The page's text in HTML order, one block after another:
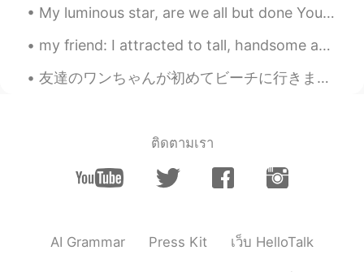
jasmine 2019.05.25 07:49
じだと思ってました。でも、Nativeの方が
making bread. 最近、パン作りにはまって
ます 2, Recently I got an oven from my
friend. 最近友達からオーブンを貰った 3,
Kazy 2019.05.25 07:39
My luminous star, are we all but done Your radiating shine is almost gone Lighting the way until ...
my friend: I attracted to tall, handsome and cool guys😎what about u nana? me : mmm I don't know...
友達のワンちゃんが初めてビーチに行きました。泳ぎたがってるけど寒くすぎました。鳥を追いかけてたけど波が来てた時、後ずさりしてしまいました。 名前は「Zoey」です。ゾーイちゃんは本当に優しいワ...
ติดตามเรา
AI Grammar Press Kit เว็บ HelloTalk